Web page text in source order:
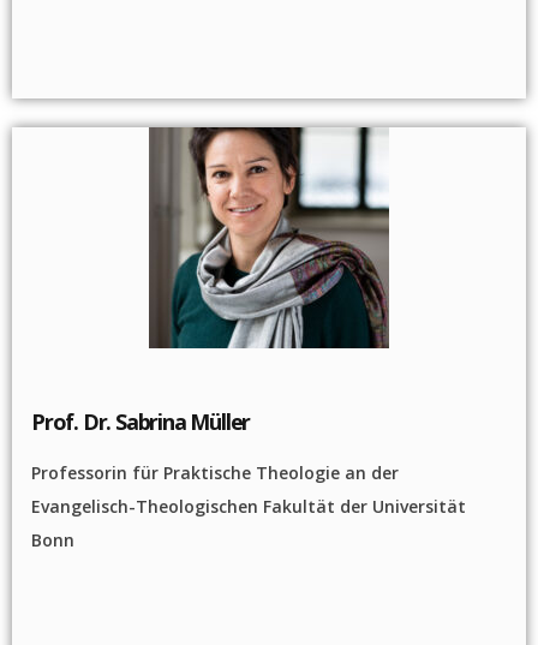
Prof. Dr. Sabrina Müller
Professorin für Praktische Theologie an der
Evangelisch-Theologischen Fakultät der Universität
Bonn